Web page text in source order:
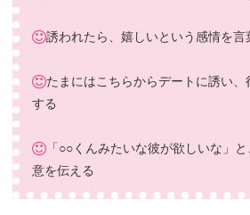
誘われたら、嬉しいという感情を言
たまにはこちらからデートに誘い
する
「○○くんみたいな彼が欲しいな」
意を伝える